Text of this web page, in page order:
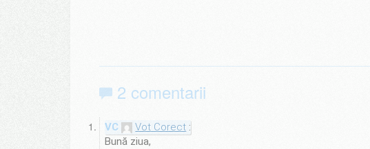
2 comentarii
Vot Corect
Bună ziua,